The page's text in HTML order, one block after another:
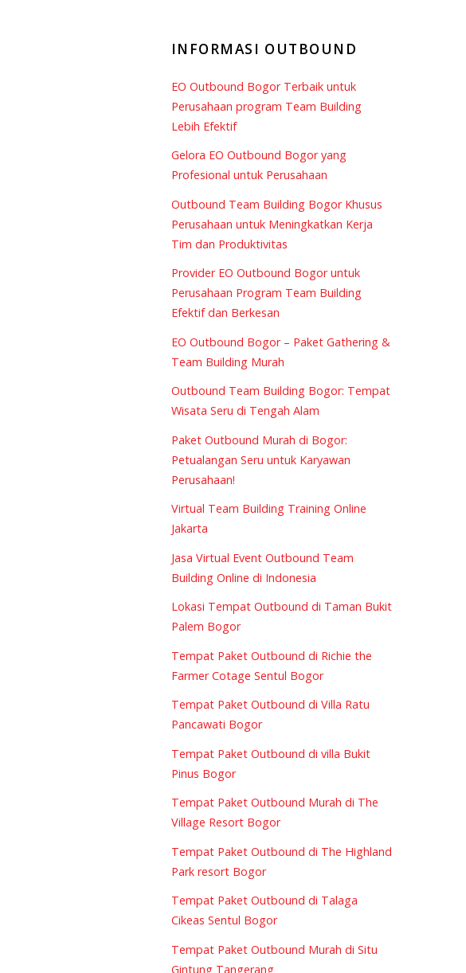
INFORMASI OUTBOUND
EO Outbound Bogor Terbaik untuk
Perusahaan program Team Building
Lebih Efektif
Gelora EO Outbound Bogor yang
Profesional untuk Perusahaan
Outbound Team Building Bogor Khusus
Perusahaan untuk Meningkatkan Kerja
Tim dan Produktivitas
Provider EO Outbound Bogor untuk
Perusahaan Program Team Building
Efektif dan Berkesan
EO Outbound Bogor – Paket Gathering &
Team Building Murah
Outbound Team Building Bogor: Tempat
Wisata Seru di Tengah Alam
Paket Outbound Murah di Bogor:
Petualangan Seru untuk Karyawan
Perusahaan!
Virtual Team Building Training Online
Jakarta
Jasa Virtual Event Outbound Team
Building Online di Indonesia
Lokasi Tempat Outbound di Taman Bukit
Palem Bogor
Tempat Paket Outbound di Richie the
Farmer Cotage Sentul Bogor
Tempat Paket Outbound di Villa Ratu
Pancawati Bogor
Tempat Paket Outbound di villa Bukit
Pinus Bogor
Tempat Paket Outbound Murah di The
Village Resort Bogor
Tempat Paket Outbound di The Highland
Park resort Bogor
Tempat Paket Outbound di Talaga
Cikeas Sentul Bogor
Tempat Paket Outbound Murah di Situ
Gintung Tangerang